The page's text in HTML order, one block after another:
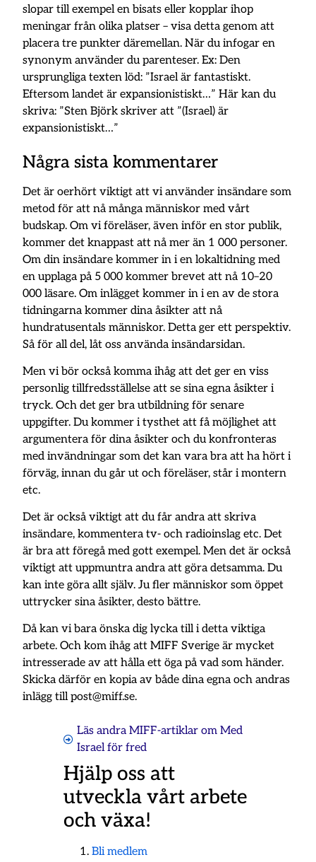
slopar till exempel en bisats eller kopplar ihop
meningar från olika platser – visa detta genom att
placera tre punkter däremellan. När du infogar en
synonym använder du parenteser. Ex: Den
ursprungliga texten löd: ”Israel är fantastiskt.
Eftersom landet är expansionistiskt…” Här kan du
skriva: ”Sten Björk skriver att ”(Israel) är
expansionistiskt…”
Några sista kommentarer
Det är oerhört viktigt att vi använder insändare som
metod för att nå många människor med vårt
budskap. Om vi föreläser, även inför en stor publik,
kommer det knappast att nå mer än 1 000 personer.
Om din insändare kommer in i en lokaltidning med
en upplaga på 5 000 kommer brevet att nå 10–20
000 läsare. Om inlägget kommer in i en av de stora
tidningarna kommer dina åsikter att nå
hundratusentals människor. Detta ger ett perspektiv.
Så för all del, låt oss använda insändarsidan.
Men vi bör också komma ihåg att det ger en viss
personlig tillfredsställelse att se sina egna åsikter i
tryck. Och det ger bra utbildning för senare
uppgifter. Du kommer i tysthet att få möjlighet att
argumentera för dina åsikter och du konfronteras
med invändningar som det kan vara bra att ha hört i
förväg, innan du går ut och föreläser, står i montern
etc.
Det är också viktigt att du får andra att skriva
insändare, kommentera tv- och radioinslag etc. Det
är bra att föregå med gott exempel. Men det är också
viktigt att uppmuntra andra att göra detsamma. Du
kan inte göra allt själv. Ju fler människor som öppet
uttrycker sina åsikter, desto bättre.
Då kan vi bara önska dig lycka till i detta viktiga
arbete. Och kom ihåg att MIFF Sverige är mycket
intresserade av att hålla ett öga på vad som händer.
Skicka därför en kopia av både dina egna och andras
inlägg till post@miff.se.
Läs andra MIFF-artiklar om Med
Israel för fred
Hjälp oss att
utveckla vårt arbete
och växa!
Bli medlem